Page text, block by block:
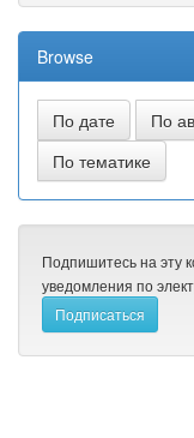
Browse
Подпишитесь на эту
уведомления по